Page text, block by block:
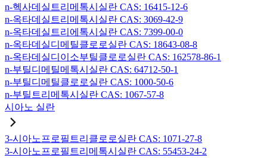
n-헥사데실트리메톡시실란 CAS: 16415-12-6
n-옥타데실트리메톡시실란 CAS: 3069-42-9
n-옥타데실트리에톡시실란 CAS: 7399-00-0
n-옥타데실디메틸클로로실란 CAS: 18643-08-8
n-옥타데실디이소부틸클로로실란 CAS: 162578-86-1
n-부틸디메틸메톡시실란 CAS: 64712-50-1
n-부틸디메틸클로로실란 CAS: 1000-50-6
n-부틸트리메톡시실란 CAS: 1067-57-8
시아노 실란
3-시아노프로필트리클로로실란 CAS: 1071-27-8
3-시아노프로필트리메톡시실란 CAS: 55453-24-2